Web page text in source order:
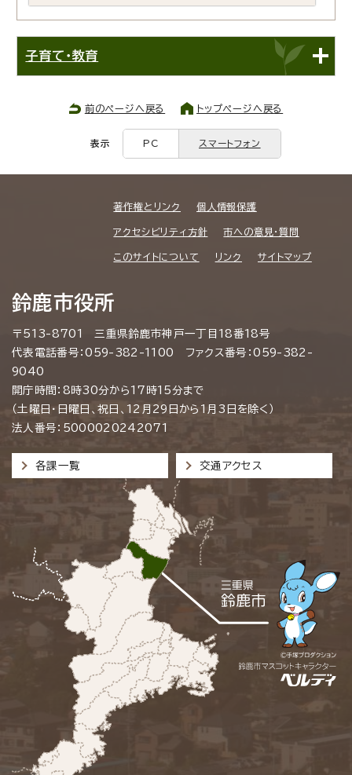
子育て・教育
前のページへ戻る トップページへ戻る
表示 PC スマートフォン
著作権とリンク 個人情報保護
アクセシビリティ方針 市への意見・質問
このサイトについて リンク サイトマップ
鈴鹿市役所
〒513-8701 三重県鈴鹿市神戸一丁目18番18号
代表電話番号：059-382-1100 ファクス番号：059-382-
9040
開庁時間：8時30分から17時15分まで
（土曜日・日曜日、祝日、12月29日から1月3日を除く）
法人番号：5000020242071
各課一覧 交通アクセス